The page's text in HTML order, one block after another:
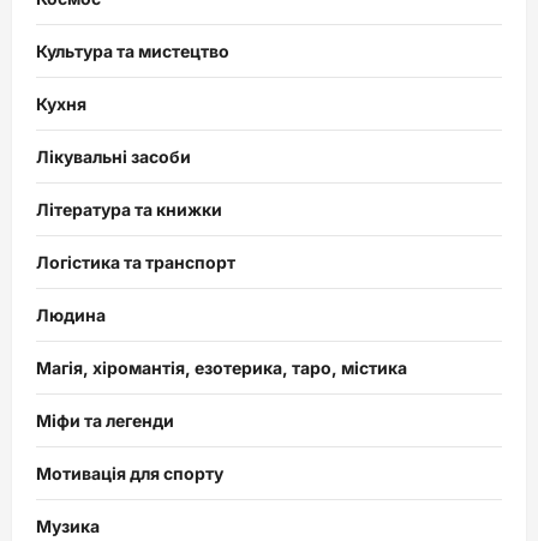
Культура та мистецтво
Кухня
Лікувальні засоби
Література та книжки
Логістика та транспорт
Людина
Магія, хіромантія, езотерика, таро, містика
Міфи та легенди
Мотивація для спорту
Музика